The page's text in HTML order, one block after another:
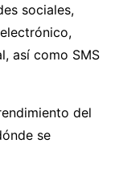
sociales,
así como SMS
del
se